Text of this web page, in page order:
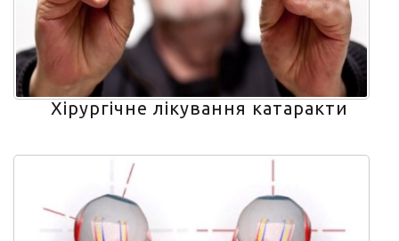
Хірургічне лікування катаракти